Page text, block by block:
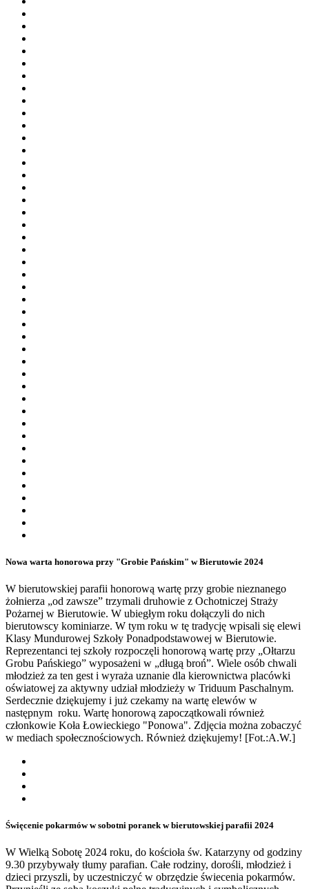
Nowa warta honorowa przy "Grobie Pańskim" w Bierutowie 2024
W bierutowskiej parafii honorową wartę przy grobie nieznanego
żołnierza „od zawsze” trzymali druhowie z Ochotniczej Straży
Pożarnej w Bierutowie. W ubiegłym roku dołączyli do nich
bierutowscy kominiarze. W tym roku w tę tradycję wpisali się elewi
Klasy Mundurowej Szkoły Ponadpodstawowej w Bierutowie.
Reprezentanci tej szkoły rozpoczęli honorową wartę przy „Ołtarzu
Grobu Pańskiego” wyposażeni w „długą broń”. Wiele osób chwali
młodzież za ten gest i wyraża uznanie dla kierownictwa placówki
oświatowej za aktywny udział młodzieży w Triduum Paschalnym.
Serdecznie dziękujemy i już czekamy na wartę elewów w
następnym roku. Wartę honorową zapoczątkowali również
członkowie Koła Łowieckiego "Ponowa". Zdjęcia można zobaczyć
w mediach społecznościowych. Również dziękujemy! [Fot.:A.W.]
Święcenie pokarmów w sobotni poranek w bierutowskiej parafii 2024
W Wielką Sobotę 2024 roku, do kościoła św. Katarzyny od godziny
9.30 przybywały tłumy parafian. Całe rodziny, dorośli, młodzież i
dzieci przyszli, by uczestniczyć w obrzędzie świecenia pokarmów.